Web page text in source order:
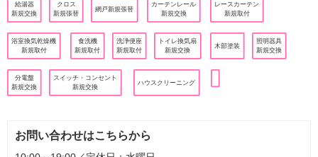
給湯器
新規交換
クロス
新規張替
網戸新規張替
カーテンレール
新規交換
レースカーテン
新規取付
浴室換気乾燥機
新規取付
食洗機
新規取付
洗浄便座
新規取付
トイレ換気扇
新規交換
木部塗装
照明器具
新規交換
分電盤
新規交換
スイッチ・コンセント
新規交換
ハウスクリーニング
お問い合わせはこちらから